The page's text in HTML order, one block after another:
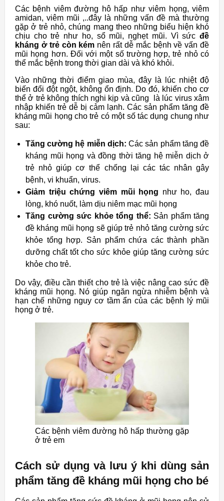
Các bệnh viêm đường hô hấp như viêm họng, viêm
amidan, viêm mũi ,..đây là những vấn đề mà thường
gặp ở trẻ nhỏ, chúng mang theo những biểu hiện khó
chịu cho trẻ như ho, sổ mũi, nghẹt mũi. Vì sức đề
kháng ở trẻ còn kém nên rất dễ mắc bệnh về vấn đề
mũi họng hơn. Đối với một số trường hợp, trẻ nhỏ có
thể mắc bệnh trong thời gian dài và khó khỏi.
Vào những thời điểm giao mùa, đây là lúc nhiệt độ
biến đổi đột ngột, không ổn định. Do đó, khiến cho cơ
thể ở trẻ không thích nghi kịp và cũng là lúc virus xâm
nhập khiến trẻ dễ bị cảm lạnh. Các sản phẩm tăng đề
kháng mũi họng cho trẻ có một số tác dụng chung như
sau:
Tăng cường hệ miễn dịch: Các sản phẩm tăng đề
kháng mũi họng và đồng thời tăng hệ miễn dịch ở
trẻ nhỏ giúp cơ thể chống lại các tác nhân gây
bệnh, vi khuẩn, virus.
Giảm triệu chứng viêm mũi họng như ho, đau
lòng, khó nuốt, làm dịu niêm mạc mũi họng
Tăng cường sức khỏe tổng thể: Sản phẩm tăng
đề kháng mũi họng sẽ giúp trẻ nhỏ tăng cường sức
khỏe tổng hợp. Sản phẩm chứa các thành phần
dưỡng chất tốt cho sức khỏe giúp tăng cường sức
khỏe cho trẻ.
Do vậy, điều cần thiết cho trẻ là việc nâng cao sức đề
kháng mũi họng. Nó giúp ngăn ngừa nhiễm bệnh và
hạn chế những nguy cơ tầm ẩn của các bệnh lý mũi
họng ở trẻ.
Các bệnh viêm đường hô hấp thường gặp
ở trẻ em
Cách sử dụng và lưu ý khi dùng sản
phẩm tăng đề kháng mũi họng cho bé